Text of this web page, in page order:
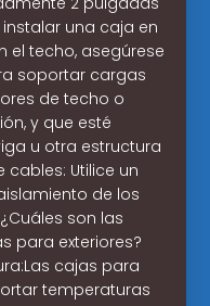
una caja en
el techo, asegúrese
soportar cargas
de techo o
y que esté
u otra estructura
cables: Utilice un
de los
son las
para exteriores?
cajas para
temperaturas